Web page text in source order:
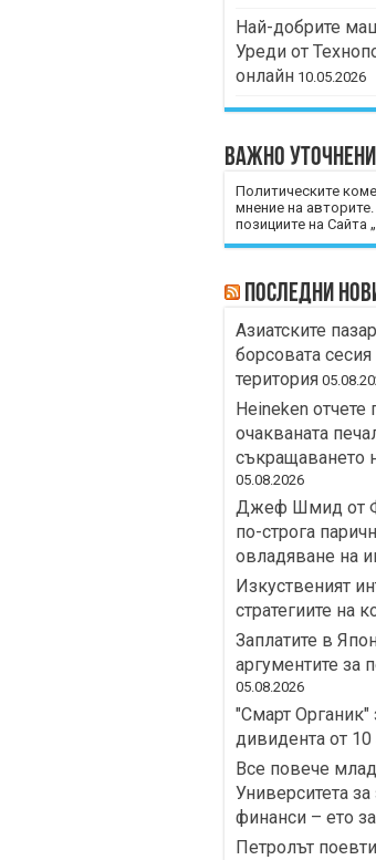
Най-добрите
Уреди от
онлайн 10.05.2026
Важно
Политическите
мнение на
позициите на Сайта
Последни
Азиатските
борсовата
територия
Heineken отчете
очакваната
съкращаването
05.08.2026
Джеф Шмид от
по-строга
овладяване на
Изкуственият
стратегиите на
Заплатите в
аргументите за
05.08.2026
"Смарт Органик"
дивидента от 10
Все повече
Университета
финанси – ето
Петролът